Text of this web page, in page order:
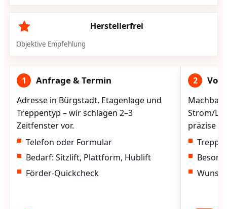
Herstellerfrei
Objektive Empfehlung
1 Anfrage & Termin
Adresse in Bürgstadt, Etagenlage und
Treppentyp – wir schlagen 2–3
Zeitfenster vor.
Telefon oder Formular
Bedarf: Sitzlift, Plattform, Hublift
Förder-Quickcheck
2
Strom/
präzise